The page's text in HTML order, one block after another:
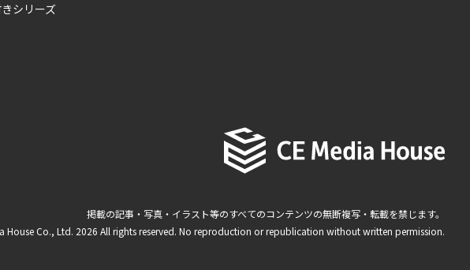
シリーズ
掲載の記事・写真・イラスト等のすべてのコンテンツの無断複写・転載を禁じます。
House Co., Ltd. 2026 All rights reserved. No reproduction or republication without written permission.